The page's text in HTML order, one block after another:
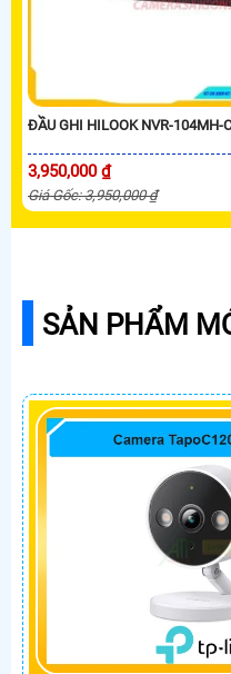
ĐẦU GHI HILOOK NVR-104MH-
3,950,000 ₫
Giá Gốc: 3,950,000 ₫
SẢN PHẨM